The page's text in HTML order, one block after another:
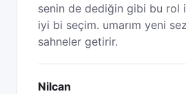
senin de dediğin gibi bu rol
iyi bi seçim. umarım yeni
sahneler getirir.
Nilcan